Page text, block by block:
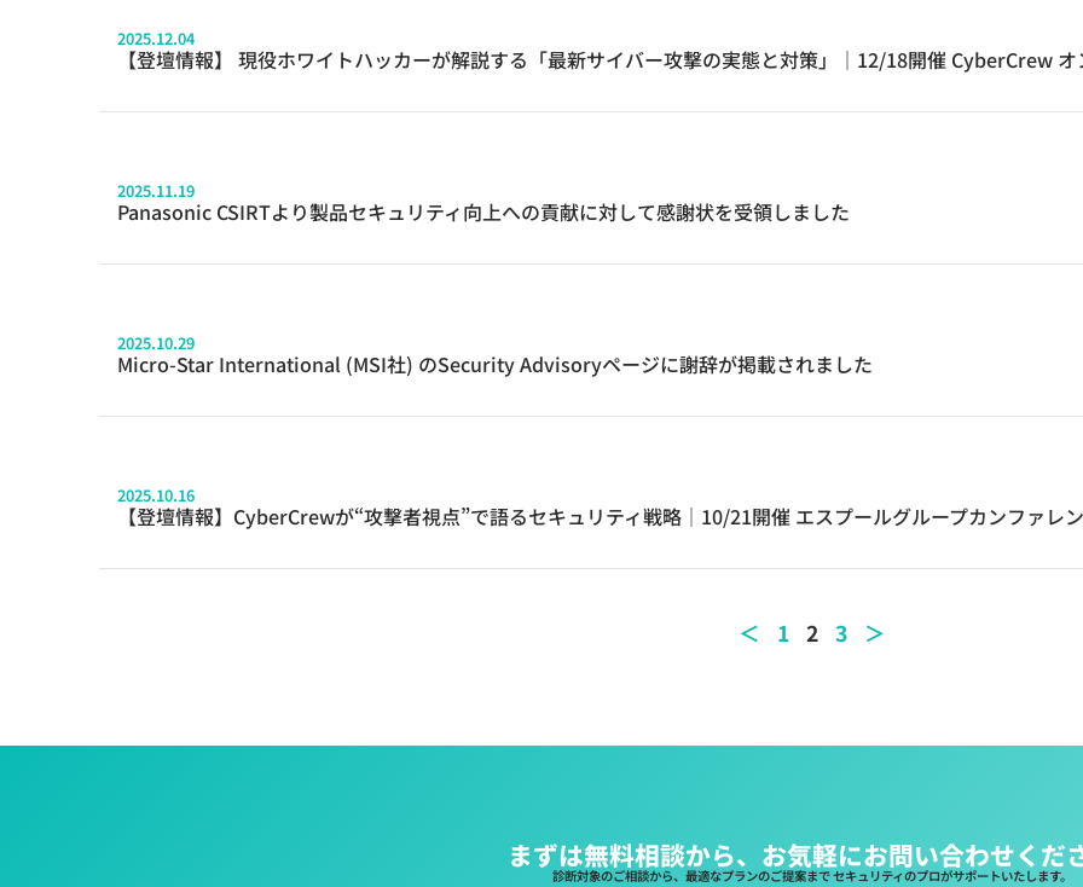
2025.12.04
【登壇情報】 現役ホワイトハッカーが解説する「最新サイバー攻撃の実態と対策」｜12/18開催 CyberCrew
2025.11.19
Panasonic CSIRTより製品セキュリティ向上への貢献に対して感謝状を受領しました
2025.10.29
Micro-Star International (MSI社) のSecurity Advisoryページに謝辞が掲載されました
2025.10.16
【登壇情報】CyberCrewが“攻撃者視点”で語るセキュリティ戦略｜10/21開催 エスプールグループカンファレ
＜ 1 2 3 ＞
まずは無料相談から、お気軽にお問い合わせくだ
診断対象のご相談から、最適なプランのご提案まで セキュリティのプロがサポートいたします。